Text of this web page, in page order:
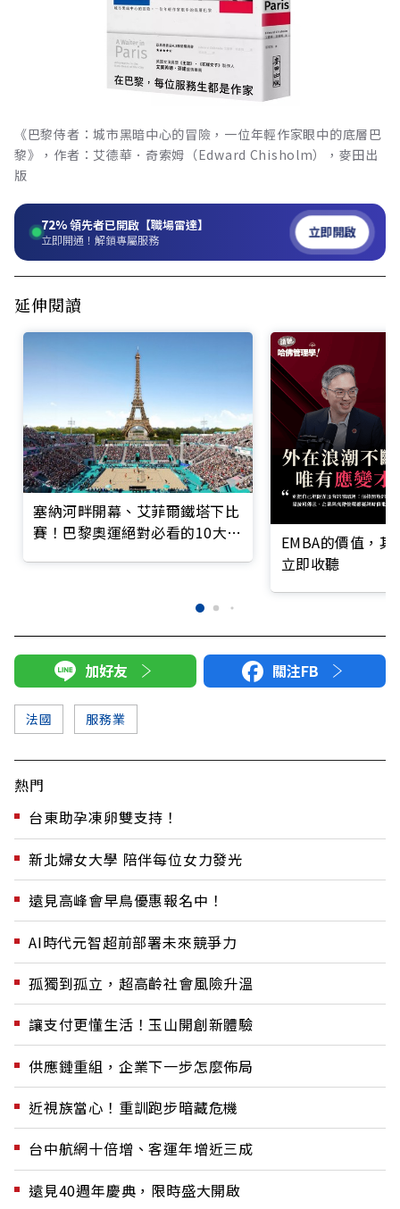
《巴黎侍者：城市黑暗中心的冒險，一位年輕作家眼中的底層巴
黎》，作者：艾德華．奇索姆（Edward Chisholm），麥田出
版
72%領先者已開啟【職場雷達】
立即開通！解鎖專屬服務 立即開啟
延伸閱讀
塞納河畔開幕、艾菲爾鐵塔下比
賽！巴黎奧運絕對必看的10大精
EMBA的價值，
立即收聽
加好友 關注FB
法國 服務業
熱門
台東助孕凍卵雙支持！
新北婦女大學 陪伴每位女力發光
遠見高峰會早鳥優惠報名中！
AI時代元智超前部署未來競爭力
孤獨到孤立，超高齡社會風險升溫
讓支付更懂生活！玉山開創新體驗
供應鏈重組，企業下一步怎麼佈局
近視族當心！重訓跑步暗藏危機
台中航網十倍增、客運年增近三成
遠見40週年慶典，限時盛大開啟